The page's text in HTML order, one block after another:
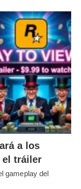
a los
el tráiler
gameplay del